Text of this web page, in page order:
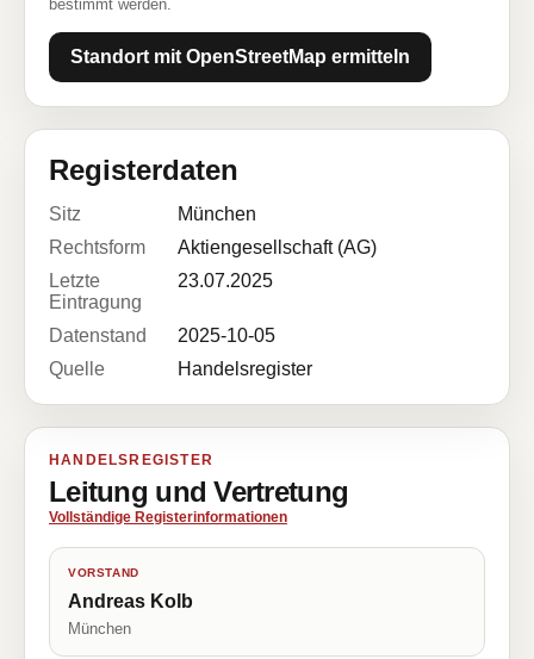
bestimmt werden.
Standort mit OpenStreetMap ermitteln
Registerdaten
Sitz
München
Rechtsform
Aktiengesellschaft (AG)
Letzte
Eintragung
23.07.2025
Datenstand
2025-10-05
Quelle
Handelsregister
HANDELSREGISTER
Leitung und Vertretung
Vollständige Registerinformationen
VORSTAND
Andreas Kolb
München